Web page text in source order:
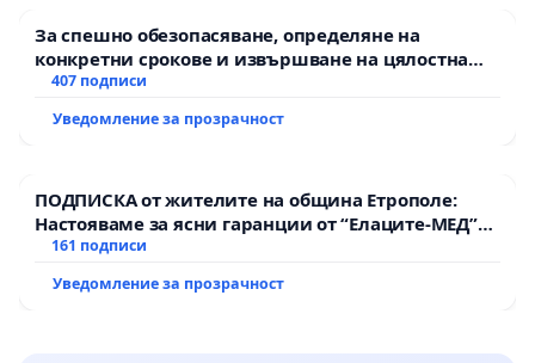
За спешно обезопасяване, определяне на
конкретни срокове и извършване на цялостна
рехабилитация на републиканския път между
Мирово - к.к. Момин проход
407 подписи
Уведомление за прозрачност
ПОДПИСКА от жителите на община Етрополе:
Настояваме за ясни гаранции от “Елаците-МЕД”
АД и от държавата, че ще се изпълнят всички
161 подписи
Уведомление за прозрачност